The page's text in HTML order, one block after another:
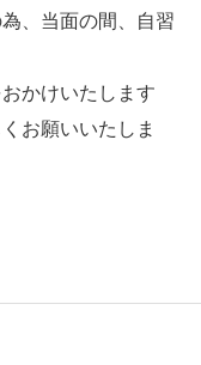
、当面の間、自習
かけいたします
お願いいたしま